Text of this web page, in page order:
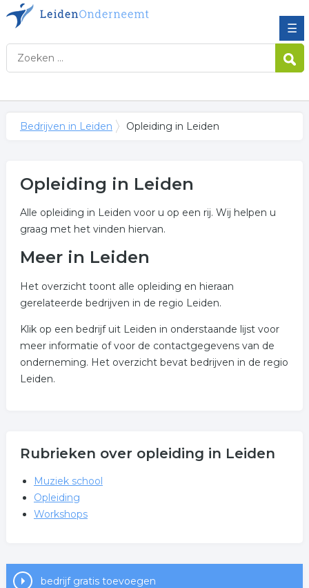
☰
Bedrijven in Leiden Opleiding in Leiden
Opleiding in Leiden
Alle opleiding in Leiden voor u op een rij. Wij helpen u
graag met het vinden hiervan.
Meer in Leiden
Het overzicht toont alle opleiding en hieraan
gerelateerde bedrijven in de regio Leiden.
Klik op een bedrijf uit Leiden in onderstaande lijst voor
meer informatie of voor de contactgegevens van de
onderneming. Het overzicht bevat bedrijven in de regio
Leiden.
Rubrieken over opleiding in Leiden
Muziek school
Opleiding
Workshops
bedrijf gratis toevoegen